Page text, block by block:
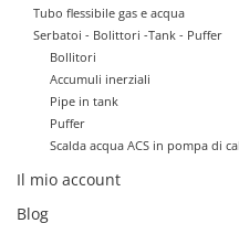
Tubo flessibile gas e acqua
Serbatoi - Bolittori -Tank - Puffer
Bollitori
Accumuli inerziali
Pipe in tank
Puffer
Scalda acqua ACS in pompa di
Il mio account
Blog